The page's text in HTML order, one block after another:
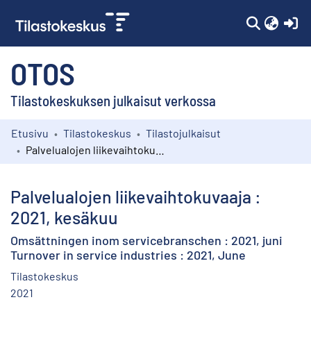
OTOS
Tilastokeskuksen julkaisut verkossa
Kokoelmat
Etusivu Tilastokeskus
Tilastojulkaisut
Palvelualojen liikevaihtokuvaaja :
2021, kesäkuu
Omsättningen inom servicebranschen : 2021, juni
Turnover in service industries : 2021, June
Tilastokeskus
2021